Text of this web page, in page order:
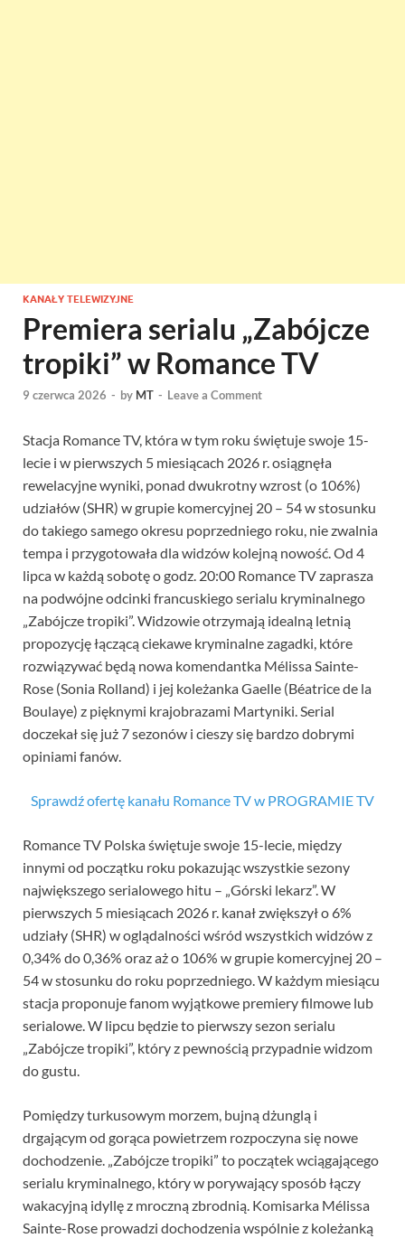
KANAŁY TELEWIZYJNE
Premiera serialu „Zabójcze
tropiki” w Romance TV
9 czerwca 2026 - by MT - Leave a Comment
Stacja Romance TV, która w tym roku świętuje swoje 15-
lecie i w pierwszych 5 miesiącach 2026 r. osiągnęła
rewelacyjne wyniki, ponad dwukrotny wzrost (o 106%)
udziałów (SHR) w grupie komercyjnej 20 – 54 w stosunku
do takiego samego okresu poprzedniego roku, nie zwalnia
tempa i przygotowała dla widzów kolejną nowość. Od 4
lipca w każdą sobotę o godz. 20:00 Romance TV zaprasza
na podwójne odcinki francuskiego serialu kryminalnego
„Zabójcze tropiki”. Widzowie otrzymają idealną letnią
propozycję łączącą ciekawe kryminalne zagadki, które
rozwiązywać będą nowa komendantka Mélissa Sainte-
Rose (Sonia Rolland) i jej koleżanka Gaelle (Béatrice de la
Boulaye) z pięknymi krajobrazami Martyniki. Serial
doczekał się już 7 sezonów i cieszy się bardzo dobrymi
opiniami fanów.
Sprawdź ofertę kanału Romance TV w PROGRAMIE TV
Romance TV Polska świętuje swoje 15-lecie, między
innymi od początku roku pokazując wszystkie sezony
największego serialowego hitu – „Górski lekarz”. W
pierwszych 5 miesiącach 2026 r. kanał zwiększył o 6%
udziały (SHR) w oglądalności wśród wszystkich widzów z
0,34% do 0,36% oraz aż o 106% w grupie komercyjnej 20 –
54 w stosunku do roku poprzedniego. W każdym miesiącu
stacja proponuje fanom wyjątkowe premiery filmowe lub
serialowe. W lipcu będzie to pierwszy sezon serialu
„Zabójcze tropiki”, który z pewnością przypadnie widzom
do gustu.
Pomiędzy turkusowym morzem, bujną dżunglą i
drgającym od gorąca powietrzem rozpoczyna się nowe
dochodzenie. „Zabójcze tropiki” to początek wciągającego
serialu kryminalnego, który w porywający sposób łączy
wakacyjną idyllę z mroczną zbrodnią. Komisarka Mélissa
Sainte-Rose prowadzi dochodzenia wspólnie z koleżanką